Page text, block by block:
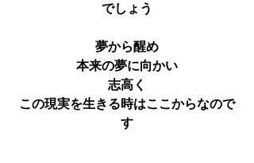
でしょう
夢から醒め
本来の夢に向かい
志高く
この現実を生きる時はここからなので
す